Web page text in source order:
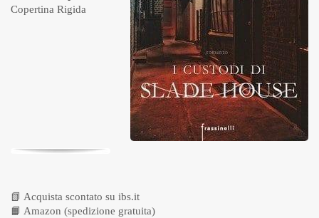
Copertina Rigida
📗 Acquista scontato su ibs.it
📙 Amazon (spedizione gratuita)